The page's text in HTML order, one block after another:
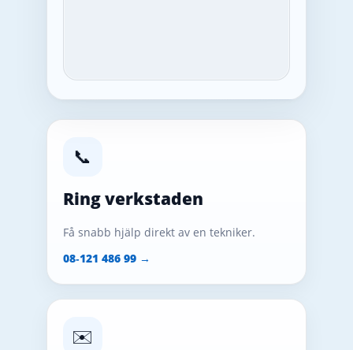
📞
Ring verkstaden
Få snabb hjälp direkt av en tekniker.
08‑121 486 99 →
✉️